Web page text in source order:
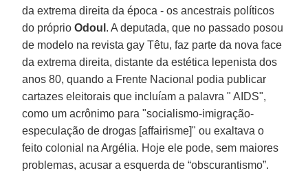
da extrema direita da época - os ancestrais políticos
do próprioOdoul . A deputada, que no passado posou
de modelo na revista gay Têtu, faz parte da nova face
da extrema direita, distante da estética lepenista dos
anos 80, quando a Frente Nacional podia publicar
cartazes eleitorais que incluíam a palavra " AIDS",
como um acrônimo para "socialismo-imigração-
especulação de drogas [affairisme]" ou exaltava o
feito colonial na Argélia. Hoje ele pode, sem maiores
problemas, acusar a esquerda de “obscurantismo”.